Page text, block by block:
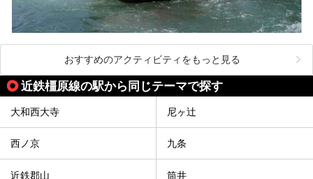
おすすめのアクティビティをもっと見る
近鉄橿原線の駅から同じテーマで探す
大和西大寺 尼ヶ辻
西ノ京 九条
近鉄郡山 筒井